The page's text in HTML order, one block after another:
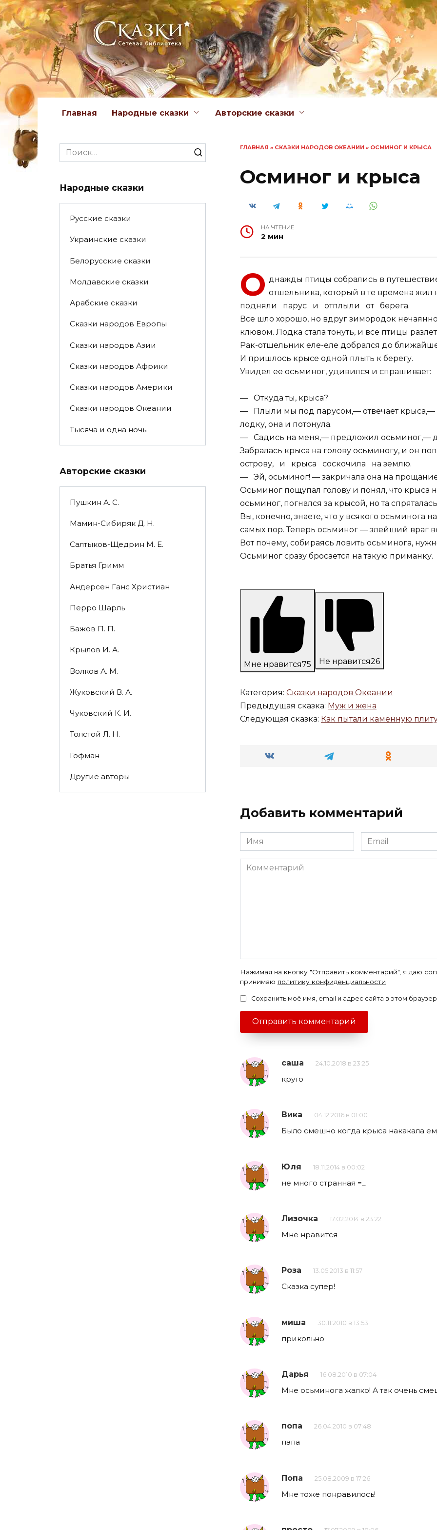
Перейти
к
содержанию
Главная Народные сказки Авторские сказки
ГЛАВНАЯ » СКАЗКИ НАРОДОВ ОКЕАНИИ » ОСМИНОГ И КРЫСА
Осминог и крыса
НА ЧТЕНИЕ
2 мин
О днажды птицы собрались в
отшельника, который в те времена
подняли парус и отплыли от берега.
Все шло хорошо, но вдруг зимородок
клювом. Лодка стала тонуть, и все птицы
Рак-отшельник еле-еле добрался до
И пришлось крысе одной плыть к берегу.
Увидел ее осьминог, удивился и спрашивает:
— Откуда ты, крыса?
— Плыли мы под парусом,— отвечает
лодку, она и потонула.
— Садись на меня,— предложил осьминог,—
Забралась крыса на голову осьминогу, и
острову, и крыса соскочила на землю.
— Эй, осьминог! — закричала она на
Осьминог пощупал голову и понял, что крыса
осьминог, погнался за крысой, но та
Вы, конечно, знаете, что у всякого осьминога
самых пор. Теперь осьминог — злейший враг
Вот почему, собираясь ловить осьминога,
Осьминог сразу бросается на такую приманку.
Мне нравится75 Не нравится26
Категория: Сказки народов Океании
Предыдущая сказка: Муж и жена
Следующая сказка: Как пытали каменную
Добавить комментарий
Имя
*
Email
*
Комментарий
Нажимая на кнопку "Отправить комментарий", я даю
принимаю политику конфиденциальности
Сохранить моё имя, email и адрес сайта в этом
саша 24.10.2018 в 23:25
круто
Вика 04.12.2016 в 01:00
Было смешно когда крыса накакала
Юля 18.11.2014 в 00:02
не много странная =_
Лизочка 17.02.2014 в 23:22
Мне нравится
Роза 13.05.2013 в 11:57
Сказка супер!
миша 30.11.2010 в 13:53
прикольно
Дарья 16.08.2010 в 07:04
Мне осьминога жалко! А так очень
попа 26.04.2010 в 07:48
папа
Попа 25.08.2009 в 17:26
Мне тоже понравилось!
Search
for:
Народные сказки
Русские сказки
Украинские сказки
Белорусские сказки
Молдавские сказки
Арабские сказки
Сказки народов Европы
Сказки народов Азии
Сказки народов Африки
Сказки народов Америки
Сказки народов Океании
Тысяча и одна ночь
Авторские сказки
Пушкин А. С.
Мамин-Сибиряк Д. Н.
Салтыков-Щедрин М. Е.
Братья Гримм
Андерсен Ганс Христиан
Перро Шарль
Бажов П. П.
Крылов И. А.
Волков А. М.
Жуковский В. А.
Чуковский К. И.
Толстой Л. Н.
Гофман
Другие авторы